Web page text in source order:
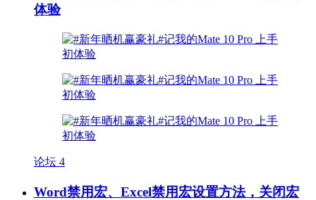
体验
论坛 4
Word禁用宏、Excel禁用宏设置方法，关闭宏